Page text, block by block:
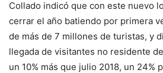
Collado indicó que con este nuevo
cerrar el año batiendo por primera
de más de 7 millones de turistas, y
llegada de visitantes no residente
un 10% más que julio 2018, un 24%